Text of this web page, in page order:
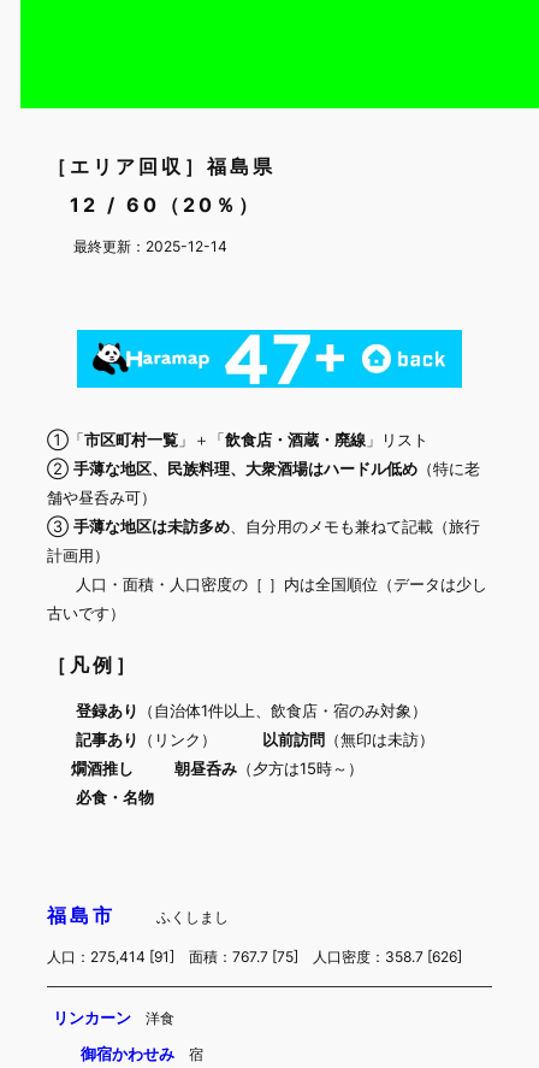
［エリア回収］福島県
12 / 60（20％）
最終更新：2025-12-14
①「市区町村一覧 」＋「飲食店・酒蔵・廃線 」リスト
② 手薄な地区、民族料理、大衆酒場はハードル低め （特に老
舗や昼呑み可）
③ 手薄な地区は未訪多め、自分用のメモも兼ねて記載（旅行
計画用）
人口・面積・人口密度の［ ］内は全国順位（データは少し
古いです）
［凡例］
登録あり
（自治体1件以上、飲食店・宿のみ対象）
記事あり
（リンク） 以前訪問 （無印は未訪）
燗酒推し
朝昼呑み（夕方は15時～）
必食・名物
福島市 ふくしまし
人口：275,414 [91] 面積：767.7 [75] 人口密度：358.7 [626]
リンカーン 洋食
御宿かわせみ 宿